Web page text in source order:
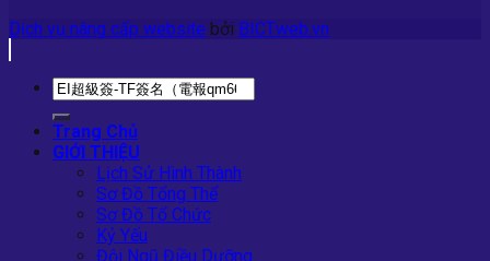
Dịch vụ nâng cấp website bởi BICTweb.vn
Trang Chủ
GIỚI THIỆU
Lịch Sử Hình Thành
Sơ Đồ Tổng Thể
Sơ Đồ Tổ Chức
Kỷ Yếu
Đội Ngũ Điều Dưỡng